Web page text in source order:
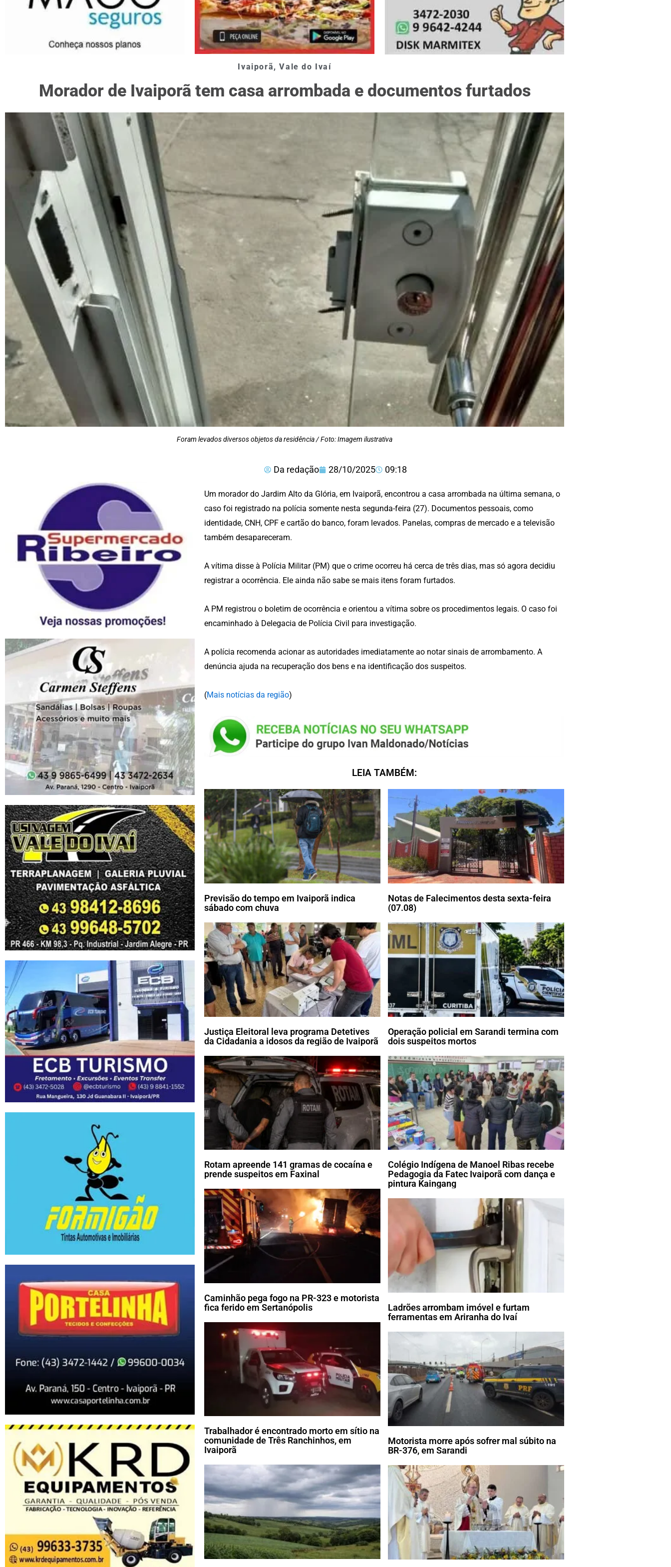
Ivaiporã,Vale do Ivaí
Morador de Ivaiporã tem casa arrombada e documentos furtados
Foram levados diversos objetos da residência / Foto: Imagem ilustrativa
Da redação 28/10/2025 09:18
Um morador do Jardim Alto da Glória, em Ivaiporã, encontrou a casa arrombada na última semana, o
caso foi registrado na polícia somente nesta segunda-feira (27). Documentos pessoais, como
identidade, CNH, CPF e cartão do banco, foram levados. Panelas, compras de mercado e a televisão
também desapareceram.
A vítima disse à Polícia Militar (PM) que o crime ocorreu há cerca de três dias, mas só agora decidiu
registrar a ocorrência. Ele ainda não sabe se mais itens foram furtados.
A PM registrou o boletim de ocorrência e orientou a vítima sobre os procedimentos legais. O caso foi
encaminhado à Delegacia de Polícia Civil para investigação.
A polícia recomenda acionar as autoridades imediatamente ao notar sinais de arrombamento. A
denúncia ajuda na recuperação dos bens e na identificação dos suspeitos.
(Mais notícias da região)
LEIA TAMBÉM:
Previsão do tempo em Ivaiporã indica
sábado com chuva
Notas de Falecimentos desta sexta-feira
(07.08)
Justiça Eleitoral leva programa Detetives
da Cidadania a idosos da região de Ivaiporã
Operação policial em Sarandi termina com
dois suspeitos mortos
Rotam apreende 141 gramas de cocaína e
prende suspeitos em Faxinal
Colégio Indígena de Manoel Ribas recebe
Pedagogia da Fatec Ivaiporã com dança e
pintura Kaingang
Caminhão pega fogo na PR-323 e motorista
fica ferido em Sertanópolis
Ladrões arrombam imóvel e furtam
ferramentas em Ariranha do Ivaí
Trabalhador é encontrado morto em sítio na
comunidade de Três Ranchinhos, em
Ivaiporã
Motorista morre após sofrer mal súbito na
BR-376, em Sarandi